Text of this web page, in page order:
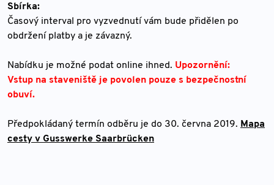
Sbírka:
Časový interval pro vyzvednutí vám bude přidělen po
obdržení platby a je závazný.
Nabídku je možné podat online ihned. Upozornění:
Vstup na staveniště je povolen pouze s bezpečnostní
obuví.
Předpokládaný termín odběru je do 30. června 2019. Mapa
cesty v Gusswerke Saarbrücken